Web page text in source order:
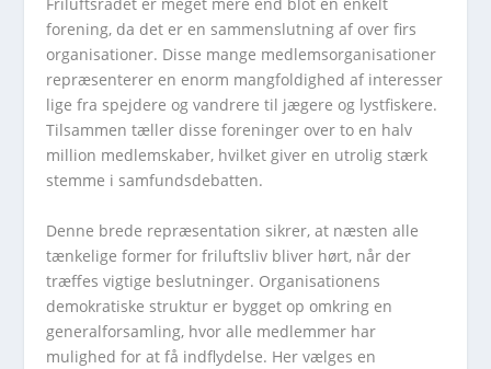
Friluftsrådet er meget mere end blot en enkelt
forening, da det er en sammenslutning af over firs
organisationer. Disse mange medlemsorganisationer
repræsenterer en enorm mangfoldighed af interesser
lige fra spejdere og vandrere til jægere og lystfiskere.
Tilsammen tæller disse foreninger over to en halv
million medlemskaber, hvilket giver en utrolig stærk
stemme i samfundsdebatten.
Denne brede repræsentation sikrer, at næsten alle
tænkelige former for friluftsliv bliver hørt, når der
træffes vigtige beslutninger. Organisationens
demokratiske struktur er bygget op omkring en
generalforsamling, hvor alle medlemmer har
mulighed for at få indflydelse. Her vælges en